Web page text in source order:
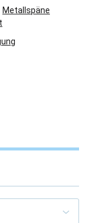
Metallspäne